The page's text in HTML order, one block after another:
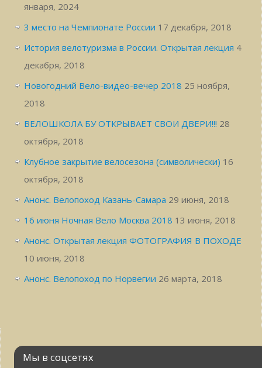
января, 2024
3 место на Чемпионате России 17 декабря, 2018
История велотуризма в России. Открытая лекция 4
декабря, 2018
Новогодний Вело-видео-вечер 2018 25 ноября,
2018
ВЕЛОШКОЛА БУ ОТКРЫВАЕТ СВОИ ДВЕРИ!!! 28
октября, 2018
Клубное закрытие велосезона (символически) 16
октября, 2018
Анонс. Велопоход Казань-Самара 29 июня, 2018
16 июня Ночная Вело Москва 2018 13 июня, 2018
Анонс. Открытая лекция ФОТОГРАФИЯ В ПОХОДЕ
10 июня, 2018
Анонс. Велопоход по Норвегии 26 марта, 2018
Мы в соцсетях